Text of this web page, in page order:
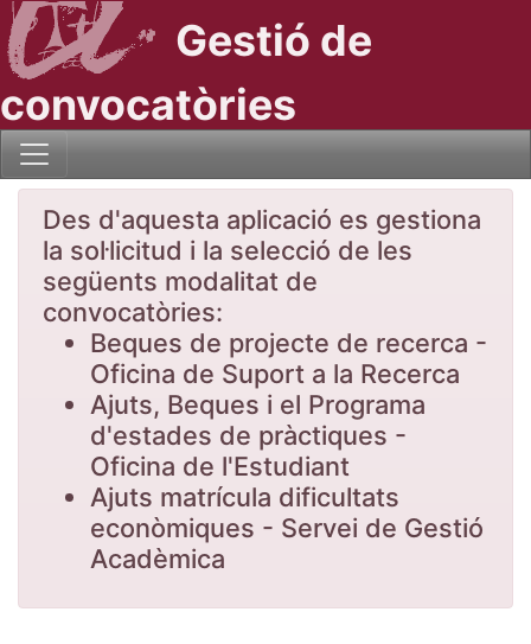
Gestió de
convocatòries
Des d'aquesta aplicació es gestiona
la sol·licitud i la selecció de les
següents modalitat de
convocatòries:
Beques de projecte de recerca -
Oficina de Suport a la Recerca
Ajuts, Beques i el Programa
d'estades de pràctiques -
Oficina de l'Estudiant
Ajuts matrícula dificultats
econòmiques - Servei de Gestió
Acadèmica